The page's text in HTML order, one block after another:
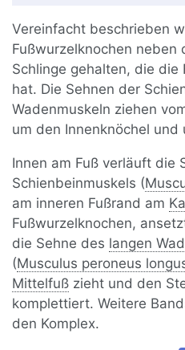
Vereinfacht beschrieben
Fußwurzelknochen neben
Schlinge gehalten, die die
hat. Die Sehnen der
Wadenmuskeln ziehen
um den Innenknöchel und
Innen am Fuß verläuft die
Schienbeinmuskels (
am inneren Fußrand am
Fußwurzelknochen,
die Sehne des langen
(Musculus peroneus
Mittelfuß zieht und den
komplettiert. Weitere
den Komplex.